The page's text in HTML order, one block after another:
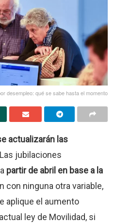
desempleo: qué se sabe hasta el momento
actualizarán las
Las jubilaciones
partir de abril en base a la
con ninguna otra variable,
aplique el aumento
ley de Movilidad, si